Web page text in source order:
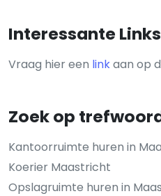
Interessante Links
Vraag hier een linkaan op
Zoek op
Kantoorruimte huren in
Koerier Maastricht
Opslagruimte huren in